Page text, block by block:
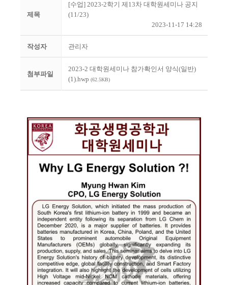
제목
[수업] 2023-2학기 제13차 대학원세미나 공지
(11/23)
2023-11-17 14:28
작성자 관리자
첨부파일
2023-2 대학원세미나 참가확인서 양식(일반)
(1).hwp (62.5KB)